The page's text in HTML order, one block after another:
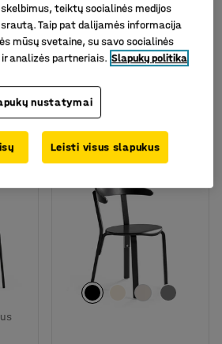
Kėdė WILSON, beržas,
pilka
Prekės kodas
61.-€
Be PVM
teiktų socialinės medijos
Taip pat dalijamės informacija
mūsų svetaine, su savo socialinės
analizės partneriais. Slapukų politika
nustatymai
Leisti visus slapukus